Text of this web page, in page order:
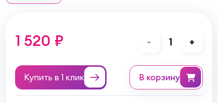
1 520 ₽ - 1 +
Купить в 1 клик в корзину